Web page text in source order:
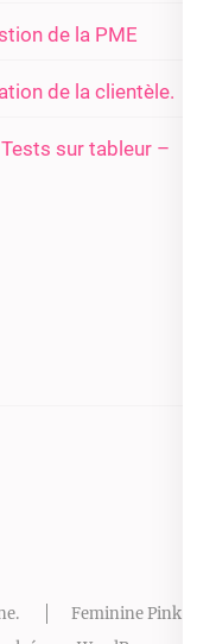
de la PME
de la clientèle.
sur tableur –
.
Feminine Pink |